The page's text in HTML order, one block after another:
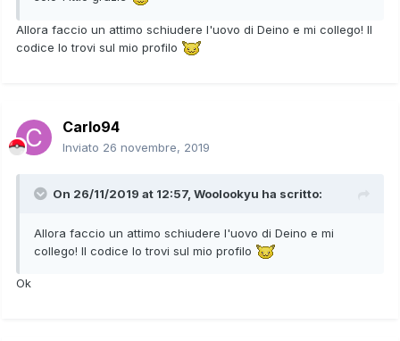
Allora faccio un attimo schiudere l'uovo di Deino e mi collego! Il
codice lo trovi sul mio profilo
Carlo94
Inviato 26 novembre, 2019
On 26/11/2019 at 12:57, Woolookyu ha scritto:
Allora faccio un attimo schiudere l'uovo di Deino e mi
collego! Il codice lo trovi sul mio profilo
Ok